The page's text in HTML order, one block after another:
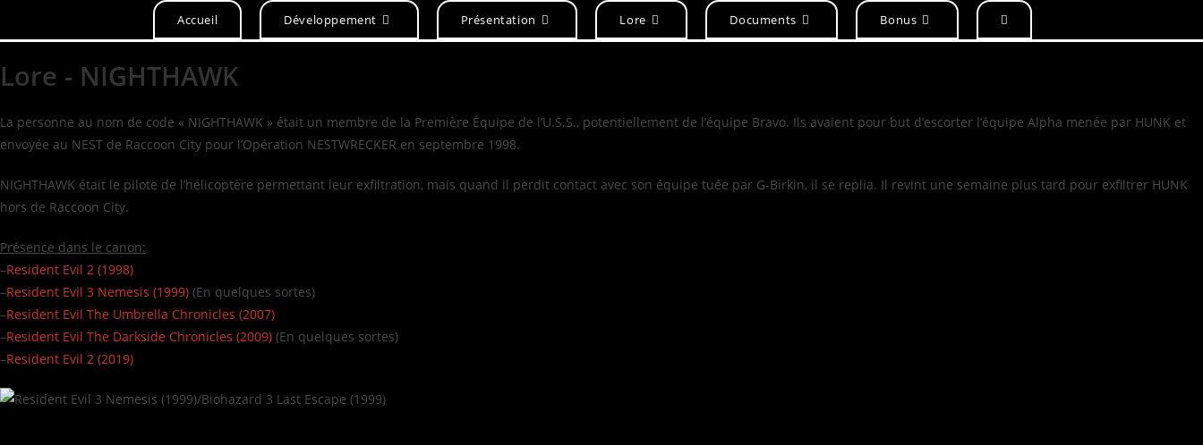
Accueil Développement Présentation Lore Documents Bonus
Lore - NIGHTHAWK
La personne au nom de code « NIGHTHAWK » était un membre de la Première Équipe de l’U.S.S., potentiellement de l’équipe Bravo. Ils avaient pour but d’escorter l’équipe Alpha menée par HUNK et
envoyée au NEST de Raccoon City pour l’Opération NESTWRECKER en septembre 1998.
NIGHTHAWK était le pilote de l’hélicoptère permettant leur exfiltration, mais quand il perdit contact avec son équipe tuée par G-Birkin, il se replia. Il revint une semaine plus tard pour exfiltrer HUNK
hors de Raccoon City.
Présence dans le canon:
–Resident Evil 2 (1998)
–Resident Evil 3 Nemesis (1999) (En quelques sortes)
–Resident Evil The Umbrella Chronicles (2007)
–Resident Evil The Darkside Chronicles (2009) (En quelques sortes)
–Resident Evil 2 (2019)